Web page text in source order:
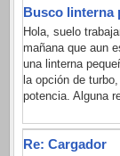
Busco linterna
Hola, suelo
mañana que aun
una linterna
la opción de
potencia. Alguna
Re: Cargador